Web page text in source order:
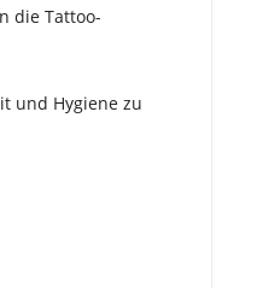
die Tattoo-
und Hygiene zu